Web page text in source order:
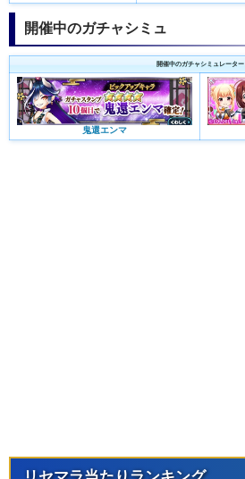
開催中のガチャシミュ
開催中のガチャシミュレーター
鬼還エンマ